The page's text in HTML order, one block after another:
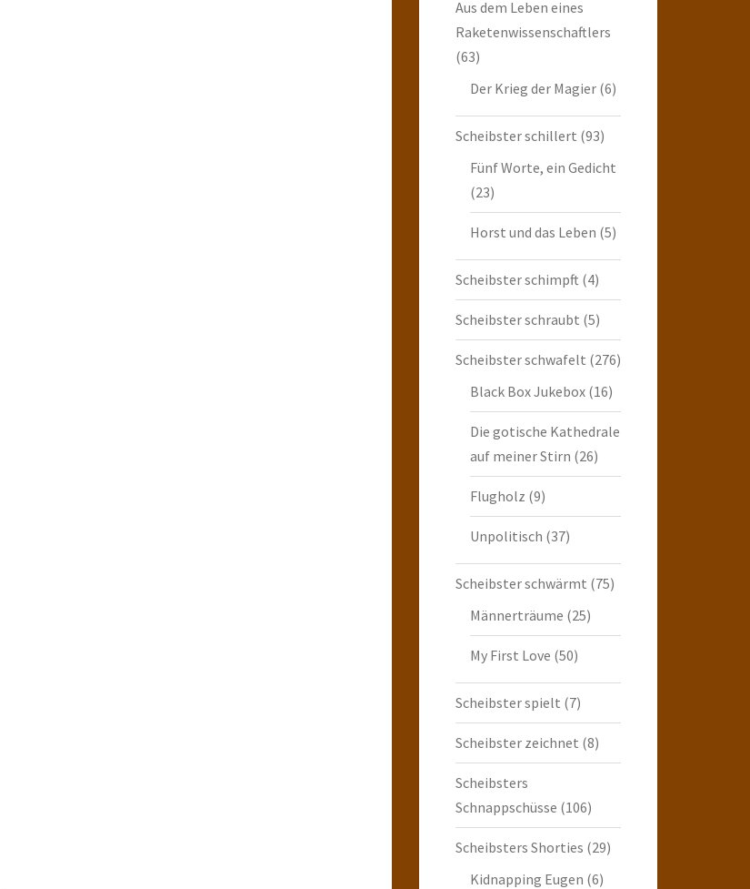
Aus dem Leben eines
Raketenwissenschaftlers
(63)
Der Krieg der Magier(6)
Scheibster schillert (93)
Fünf Worte, ein Gedicht
(23)
Horst und das Leben (5)
Scheibster schimpft (4)
Scheibster schraubt (5)
Scheibster schwafelt (276)
Black Box Jukebox(16)
Die gotische Kathedrale
auf meiner Stirn (26)
Flugholz (9)
Unpolitisch (37)
Scheibster schwärmt (75)
Männerträume (25)
My First Love (50)
Scheibster spielt (7)
Scheibster zeichnet (8)
Scheibsters
Schnappschüsse (106)
Scheibsters Shorties (29)
Kidnapping Eugen (6)